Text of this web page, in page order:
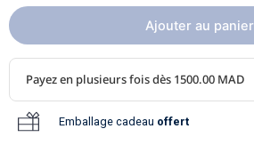
Ajouter au panier
Emballage cadeau offert